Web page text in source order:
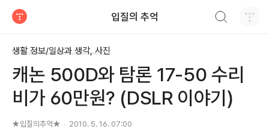
입질의 추억
생활 정보/일상과 생각, 사진
캐논 500D와 탐론 17-50 수리
비가 60만원? (DSLR 이야기)
★입질의추억★ 2010. 5. 16. 07:00